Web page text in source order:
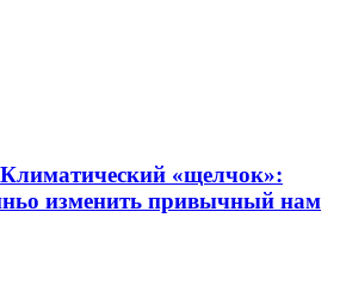
Климатический «щелчок»:
изменить привычный нам